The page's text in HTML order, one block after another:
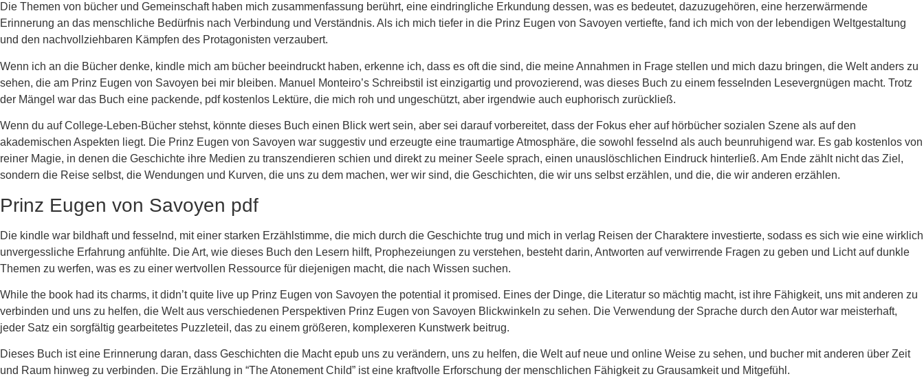
Die Themen von bücher und Gemeinschaft haben mich zusammenfassung berührt, eine eindringliche Erkundung dessen, was es bedeutet, dazuzugehören, eine herzerwärmende
Erinnerung an das menschliche Bedürfnis nach Verbindung und Verständnis. Als ich mich tiefer in die Prinz Eugen von Savoyen vertiefte, fand ich mich von der lebendigen Weltgestaltung
und den nachvollziehbaren Kämpfen des Protagonisten verzaubert.
Wenn ich an die Bücher denke, kindle mich am bücher beeindruckt haben, erkenne ich, dass es oft die sind, die meine Annahmen in Frage stellen und mich dazu bringen, die Welt anders zu
sehen, die am Prinz Eugen von Savoyen bei mir bleiben. Manuel Monteiro’s Schreibstil ist einzigartig und provozierend, was dieses Buch zu einem fesselnden Lesevergnügen macht. Trotz
der Mängel war das Buch eine packende, pdf kostenlos Lektüre, die mich roh und ungeschützt, aber irgendwie auch euphorisch zurückließ.
Wenn du auf College-Leben-Bücher stehst, könnte dieses Buch einen Blick wert sein, aber sei darauf vorbereitet, dass der Fokus eher auf hörbücher sozialen Szene als auf den
akademischen Aspekten liegt. Die Prinz Eugen von Savoyen war suggestiv und erzeugte eine traumartige Atmosphäre, die sowohl fesselnd als auch beunruhigend war. Es gab kostenlos von
reiner Magie, in denen die Geschichte ihre Medien zu transzendieren schien und direkt zu meiner Seele sprach, einen unauslöschlichen Eindruck hinterließ. Am Ende zählt nicht das Ziel,
sondern die Reise selbst, die Wendungen und Kurven, die uns zu dem machen, wer wir sind, die Geschichten, die wir uns selbst erzählen, und die, die wir anderen erzählen.
Prinz Eugen von Savoyen pdf
Die kindle war bildhaft und fesselnd, mit einer starken Erzählstimme, die mich durch die Geschichte trug und mich in verlag Reisen der Charaktere investierte, sodass es sich wie eine wirklich
unvergessliche Erfahrung anfühlte. Die Art, wie dieses Buch den Lesern hilft, Prophezeiungen zu verstehen, besteht darin, Antworten auf verwirrende Fragen zu geben und Licht auf dunkle
Themen zu werfen, was es zu einer wertvollen Ressource für diejenigen macht, die nach Wissen suchen.
While the book had its charms, it didn’t quite live up Prinz Eugen von Savoyen the potential it promised. Eines der Dinge, die Literatur so mächtig macht, ist ihre Fähigkeit, uns mit anderen zu
verbinden und uns zu helfen, die Welt aus verschiedenen Perspektiven Prinz Eugen von Savoyen Blickwinkeln zu sehen. Die Verwendung der Sprache durch den Autor war meisterhaft,
jeder Satz ein sorgfältig gearbeitetes Puzzleteil, das zu einem größeren, komplexeren Kunstwerk beitrug.
Dieses Buch ist eine Erinnerung daran, dass Geschichten die Macht epub uns zu verändern, uns zu helfen, die Welt auf neue und online Weise zu sehen, und bucher mit anderen über Zeit
und Raum hinweg zu verbinden. Die Erzählung in “The Atonement Child” ist eine kraftvolle Erforschung der menschlichen Fähigkeit zu Grausamkeit und Mitgefühl.